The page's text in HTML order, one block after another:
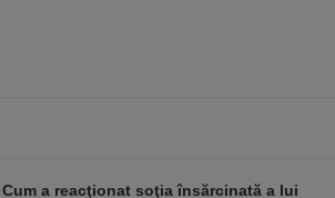
a reacţionat soţia însărcinată a lui